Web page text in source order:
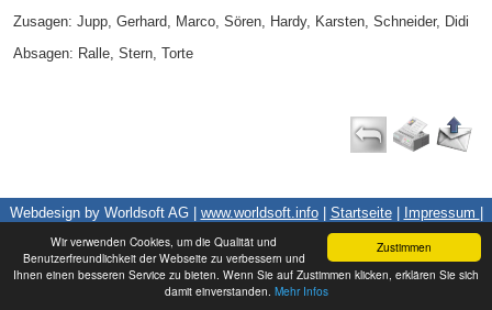
Zustimmen
Wir verwenden Cookies, um die Qualität und
Benutzerfreundlichkeit der Webseite zu verbessern und
Ihnen einen besseren Service zu bieten. Wenn Sie auf Zustimmen klicken, erklären Sie sich
damit einverstanden. Mehr Infos
Zusagen: Jupp, Gerhard, Marco, Sören, Hardy, Karsten, Schneider, Didi
Absagen: Ralle, Stern, Torte
Webdesign by Worldsoft AG | www.worldsoft.info| Startseite| Impressum
Datenschutz
| Kontakt Login